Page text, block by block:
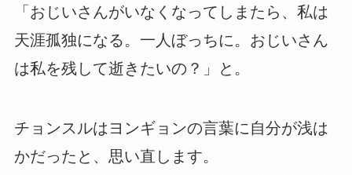
「おじいさんがいなくなってしまたら、私は
天涯孤独になる。一人ぼっちに。おじいさん
は私を残して逝きたいの？」と。
チョンスルはヨンギョンの言葉に自分が浅は
かだったと、思い直します。